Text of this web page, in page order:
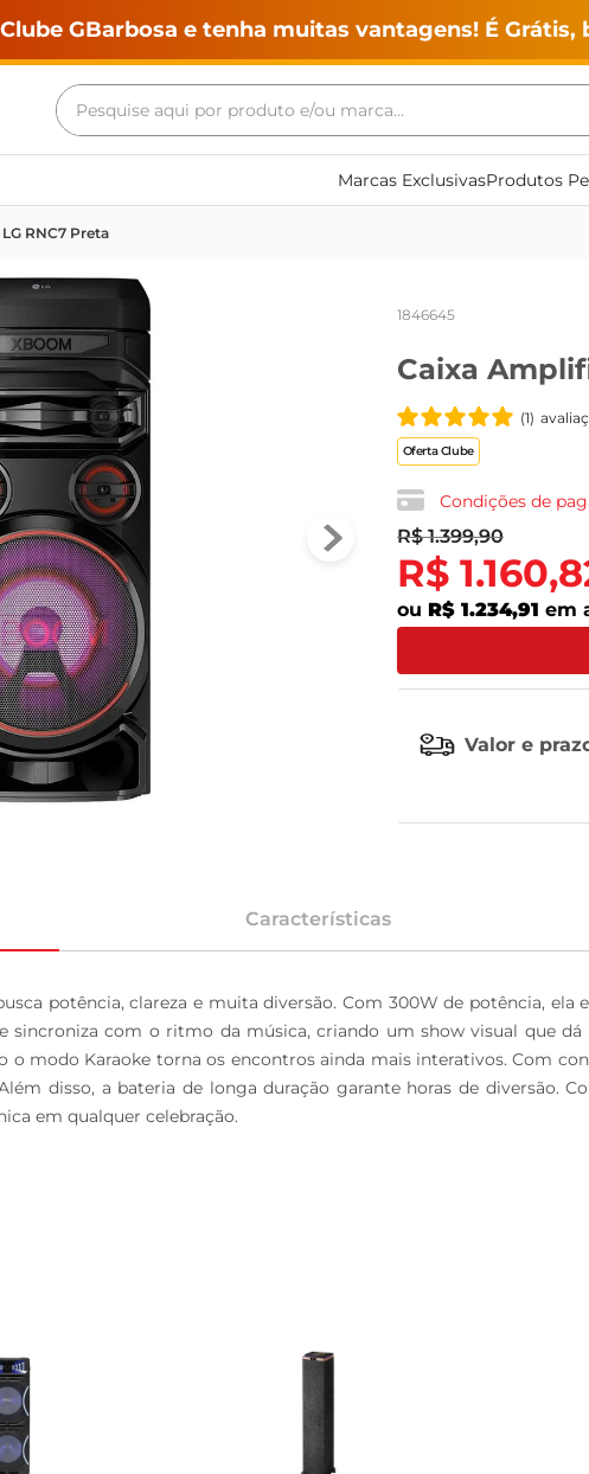
GBarbosa e tenha muitas vantagens! É Grátis,
Pesquise aqui por produto e/ou marca...
Marcas ExclusivasProdutos
RNC7 Preta
1846645
Caixa
★★★★ ★
(1)
Oferta Clube
Condições de
R$ 1.399,90
R$ 1.160,
ou R$ 1.234,91 em
Valor e
Características
potência, clareza e muita diversão. Com 300W de potência,
sincroniza com o ritmo da música, criando um show visual que
o modo Karaoke torna os encontros ainda mais interativos. Com
disso, a bateria de longa duração garante horas de diversão.
em qualquer celebração.
Termos mais buscados
maquina lavar
fogao
cerveja
frango
leite
vinho
leite pó
tv